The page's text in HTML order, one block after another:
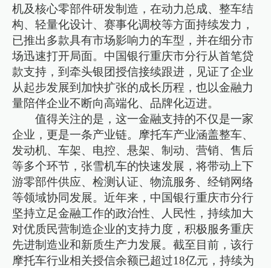
机及核心零部件研发制造，在动力总成、整车结
构、轻量化设计、赛事化调校等方面持续发力，
已推出多款具有市场影响力的车型，并在细分市
场迅速打开局面。中国银行重庆市分行从首笔贷
款支持，到牵头银团授信接续跟进，见证了企业
从起步发展到加快扩张的成长历程，也以金融力
量陪伴企业不断向高端化、品牌化迈进。
值得关注的是，这一金融支持的不仅是一家
企业，更是一条产业链。摩托车产业涵盖整车、
发动机、车架、电控、悬架、制动、营销、售后
等多个环节，张雪机车的快速发展，将带动上下
游零部件供应、检测认证、物流服务、经销网络
等领域协同发展。近年来，中国银行重庆市分行
坚持立足金融工作的政治性、人民性，持续加大
对优质民营制造企业的支持力度，积极服务重庆
先进制造业和新质生产力发展。截至目前，该行
摩托车行业相关授信余额已超过18亿元，持续为